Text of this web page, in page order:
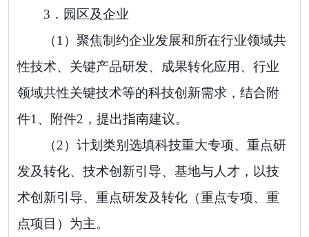
3． 园区及企业
（1 ） 聚焦制约企业发展和所在行业领域共
性技术、关键产品研发、成果转化应用、行业
领域共性关键技术等的科技创新需求，结合附
件1 、附件2 ，提出指南建议。
（2）计划类别选填科技重大专项、重点研
发及转化、技术创新引导、基地与人才， 以技
术创新引导、重点研发及转化（重点专项、重
点项目）为主。